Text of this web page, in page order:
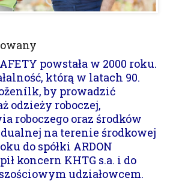
powstała w 2000 roku.
którą w latach 90.
by prowadzić
odzieży roboczej,
roboczego oraz środków
na terenie środkowej
do spółki ARDON
koncern KHTG s.a. i do
udziałowcem.